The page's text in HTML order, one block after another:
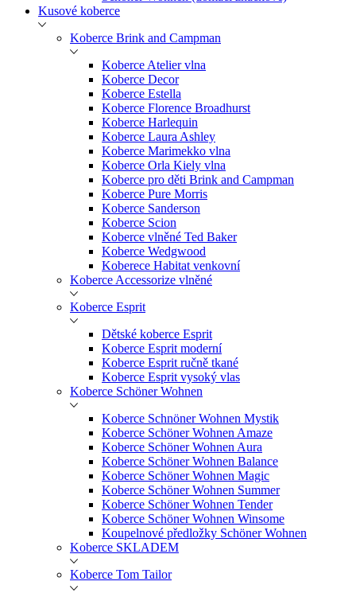
Kusové koberce
Koberce Brink and Campman
Koberce Atelier vlna
Koberce Decor
Koberce Estella
Koberce Florence Broadhurst
Koberce Harlequin
Koberce Laura Ashley
Koberce Marimekko vlna
Koberce Orla Kiely vlna
Koberce pro děti Brink and Campman
Koberce Pure Morris
Koberce Sanderson
Koberce Scion
Koberce vlněné Ted Baker
Koberce Wedgwood
Koberece Habitat venkovní
Koberce Accessorize vlněné
Koberce Esprit
Dětské koberce Esprit
Koberce Esprit moderní
Koberce Esprit ručně tkané
Koberce Esprit vysoký vlas
Koberce Schöner Wohnen
Koberce Schnöner Wohnen Mystik
Koberce Schöner Wohnen Amaze
Koberce Schöner Wohnen Aura
Koberce Schöner Wohnen Balance
Koberce Schöner Wohnen Magic
Koberce Schöner Wohnen Summer
Koberce Schöner Wohnen Tender
Koberce Schöner Wohnen Winsome
Koupelnové předložky Schöner Wohnen
Koberce SKLADEM
Koberce Tom Tailor